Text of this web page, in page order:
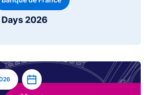
Days 2026
Ajouter à l’agenda